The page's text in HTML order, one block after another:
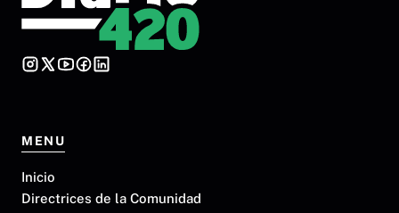
MENU
Inicio
Directrices de la Comunidad